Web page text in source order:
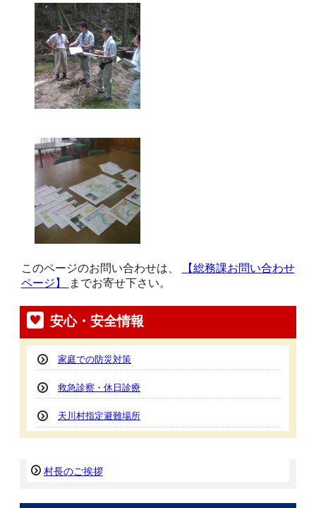
このページのお問い合わせは、
【総務課お問い合わせ
ページ】
までお寄せ下さい。
安心・安全情報
家庭での防災対策
救急診察・休日診療
天川村指定避難場所
村長のご挨拶